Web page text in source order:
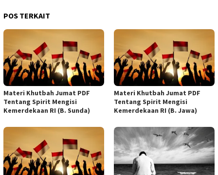
POS TERKAIT
Materi Khutbah Jumat PDF
Tentang Spirit Mengisi
Kemerdekaan RI (B. Sunda)
Materi Khutbah Jumat PDF
Tentang Spirit Mengisi
Kemerdekaan RI (B. Jawa)